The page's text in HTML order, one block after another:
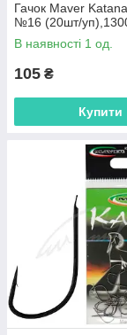
Гачок Maver
№16 (20шт/
В наявності 1 од.
105 ₴
Купити